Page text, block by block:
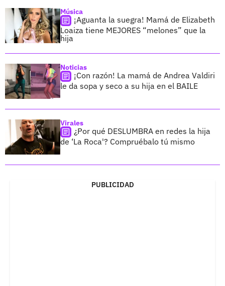
Música
¡Aguanta la suegra! Mamá de Elizabeth
Loaiza tiene MEJORES “melones” que la
hija
Noticias
¡Con razón! La mamá de Andrea Valdiri
le da sopa y seco a su hija en el BAILE
Virales
¿Por qué DESLUMBRA en redes la hija
de ‘La Roca'? Compruébalo tú mismo
PUBLICIDAD